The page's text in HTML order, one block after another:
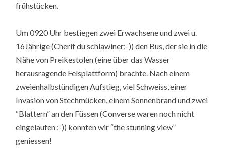
frühstücken.
Um 0920 Uhr bestiegen zwei Erwachsene und zwei u.
16Jährige (Cherif du schlawiner;-)) den Bus, der sie in die
Nähe von Preikestolen (eine über das Wasser
herausragende Felsplattform) brachte. Nach einem
zweienhalbstündigen Aufstieg, viel Schweiss, einer
Invasion von Stechmücken, einem Sonnenbrand und zwei
“Blattern” an den Füssen (Converse waren noch nicht
eingelaufen ;-)) konnten wir “the stunning view”
geniessen!